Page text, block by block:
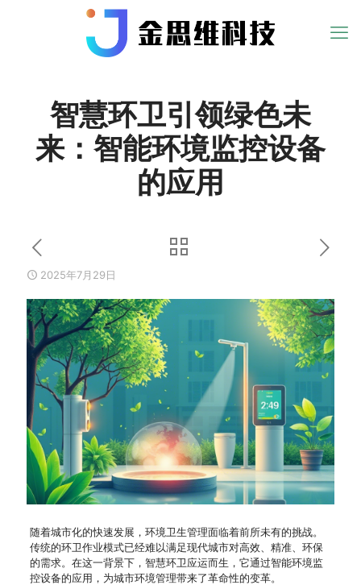
智慧环卫引领绿色未
来：智能环境监控设备
的应用
2025年7月29日
随着城市化的快速发展，环境卫生管理面临着前所未有的挑战。
传统的环卫作业模式已经难以满足现代城市对高效、精准、环保
的需求。在这一背景下，智慧环卫应运而生，它通过智能环境监
控设备的应用，为城市环境管理带来了革命性的变革。